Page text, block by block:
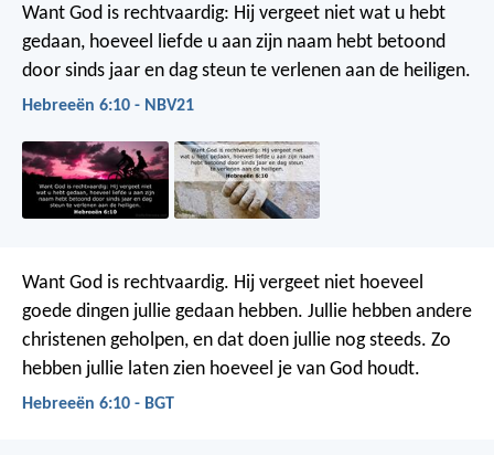
Want God is rechtvaardig: Hij vergeet niet wat u hebt
gedaan, hoeveel liefde u aan zijn naam hebt betoond
door sinds jaar en dag steun te verlenen aan de heiligen.
Hebreeën 6:10 - NBV21
Want God is rechtvaardig. Hij vergeet niet hoeveel
goede dingen jullie gedaan hebben. Jullie hebben andere
christenen geholpen, en dat doen jullie nog steeds. Zo
hebben jullie laten zien hoeveel je van God houdt.
Hebreeën 6:10 - BGT